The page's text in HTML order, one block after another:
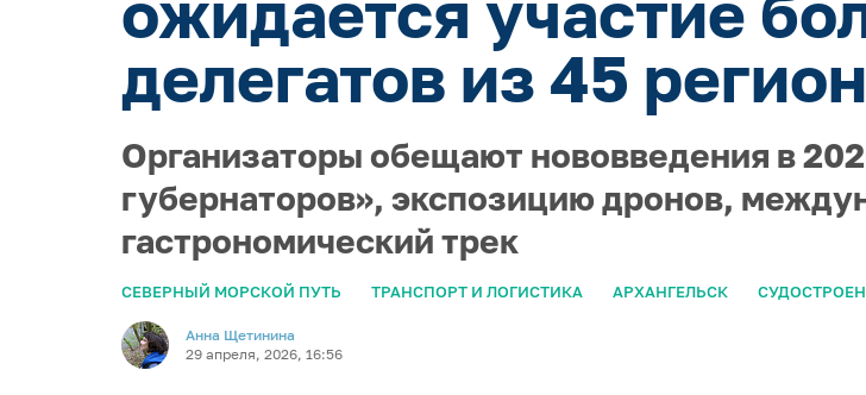
делегатов из 45
Организаторы обещают нововведения в
губернаторов», экспозицию дронов,
гастрономический трек
СЕВЕРНЫЙ МОРСКОЙ ПУТЬ ТРАНСПОРТ И ЛОГИСТИКА АРХАНГЕЛЬСК
Анна Щетинина
29 апреля, 2026, 16:56